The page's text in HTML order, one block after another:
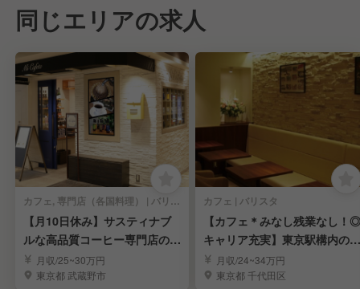
同じエリアの求人
カフェ, 専門店（各国料理） | バリスタ
【月10日休み】サスティナブ
ルな高品質コーヒー専門店のバ
リスタ募集
月収/25~30万円
東京都 武蔵野市
カフェ | バリスタ
【カフェ＊みなし残業なし！◎
キャリア充実】東京駅構内の人
気コーヒースタンド
月収/24~34万円
東京都 千代田区